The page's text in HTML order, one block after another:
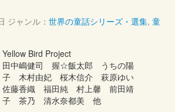
ジャンル： 世界の童話シリーズ・選集, 童
Yellow Bird Project
田中嶋健司 握☆飯太郎 うちの陽
子 木村由妃 桜木信介 萩原ゆい
佐藤香織 福田純 村上馨 前田靖
子 茶乃 清水奈都美 他